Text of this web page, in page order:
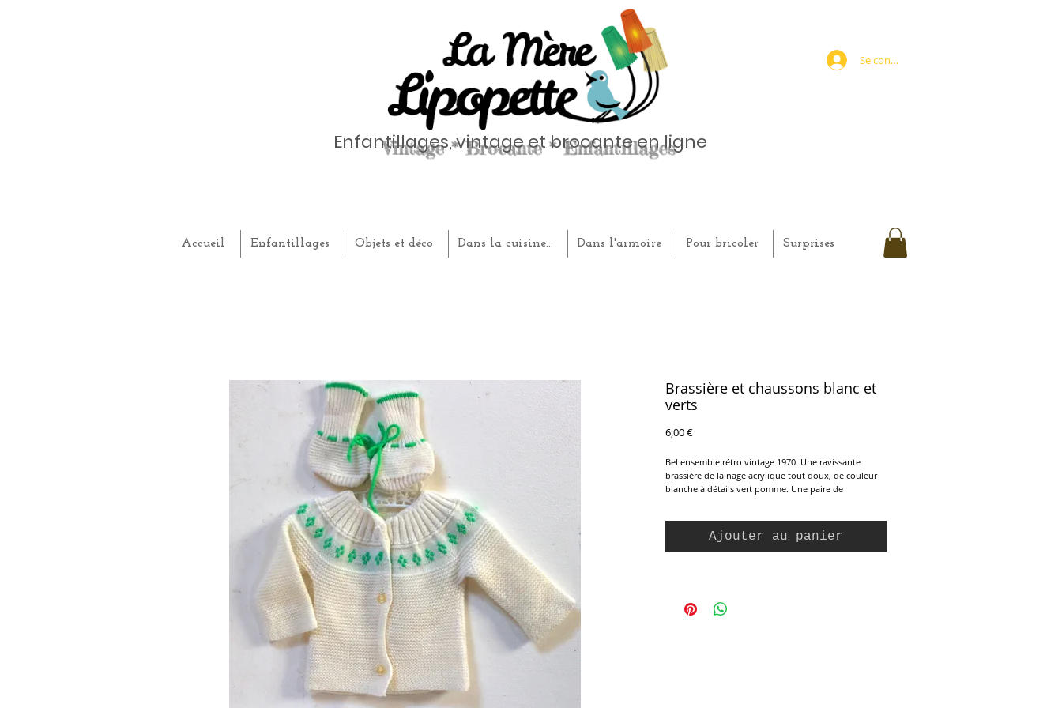
Enfantillages, vintage et brocante en ligne
Accueil Enfantillages Objets et déco Dans la cuisine... Dans l'armoire Pour bricoler Surprises
Se connecter
Brassière et chaussons blanc et
verts
6,00 €Prix
Bel ensemble rétro vintage 1970. Une ravissante
brassière de lainage acrylique tout doux, de couleur
blanche à détails vert pomme. Une paire de
Taille 3 / 6 moisAjouter au panier